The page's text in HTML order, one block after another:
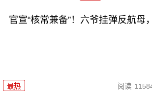
官宣“核常兼备”！六爷挂弹反航母
最热 阅读